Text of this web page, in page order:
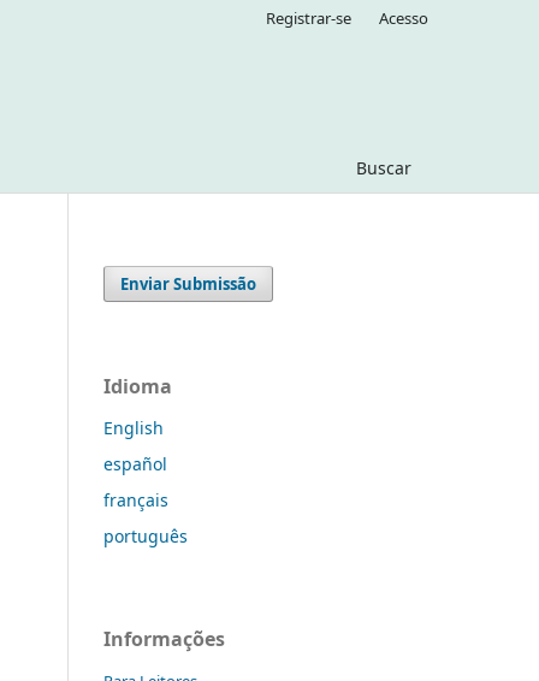
Buscar
Registrar-se Acesso
Enviar Submissão
Idioma
English
español
français
português
Informações